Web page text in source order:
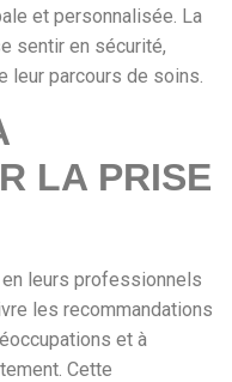
et personnalisée. La
sentir en sécurité,
leur parcours de soins.
LA PRISE
leurs professionnels
les recommandations
et à
Cette